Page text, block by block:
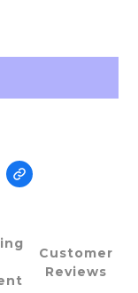
Customer
Reviews